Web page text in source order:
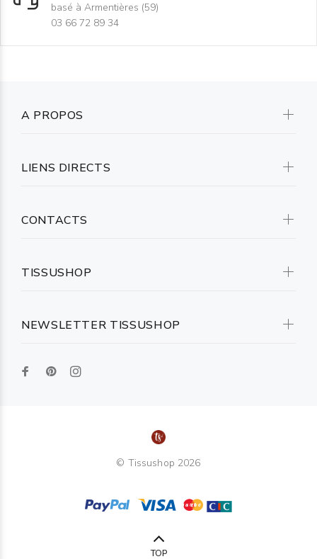
basé à Armentières (59)
03 66 72 89 34
NEWSLETTER TISSUSHOP
A PROPOS
LIENS DIRECTS
CONTACTS
TISSUSHOP
© Tissushop 2026
TOP